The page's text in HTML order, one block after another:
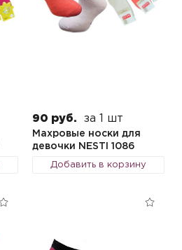
90 руб. за 1 шт
Махровые носки для
девочки NESTI 1086
Добавить в корзину